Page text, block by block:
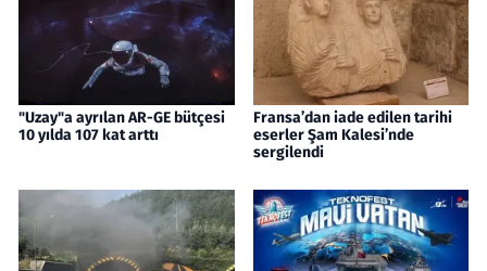
"Uzay"a ayrılan AR-GE bütçesi
10 yılda 107 kat arttı
Fransa’dan iade edilen tarihi
eserler Şam Kalesi’nde
sergilendi